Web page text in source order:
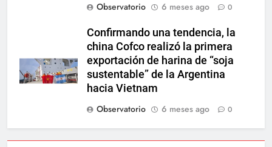
Observatorio
6 meses ago 0
Confirmando una tendencia, la
china Cofco realizó la primera
exportación de harina de “soja
sustentable” de la Argentina
hacia Vietnam
Observatorio
6 meses ago 0